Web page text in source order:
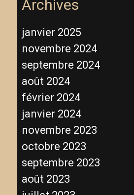
Archives
janvier 2025
novembre 2024
septembre 2024
août 2024
février 2024
janvier 2024
novembre 2023
octobre 2023
septembre 2023
août 2023